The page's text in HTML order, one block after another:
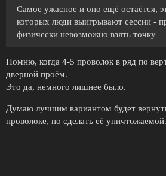
Самое ужасное и оно ещё остаётся,
которых люди выигрывают сессии -
физически невозможно взять точку
Помню, когда 4-5 проволок в ряд по
дверной проём.
Это да, немного лишнее было.
Думаю лучшим вариантом будет
проволоке, но сделать её уничтожаемой.